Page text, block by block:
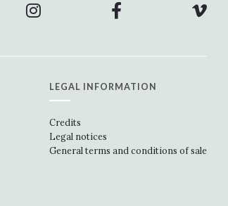
LEGAL INFORMATION
Credits
Legal notices
General terms and conditions of sale